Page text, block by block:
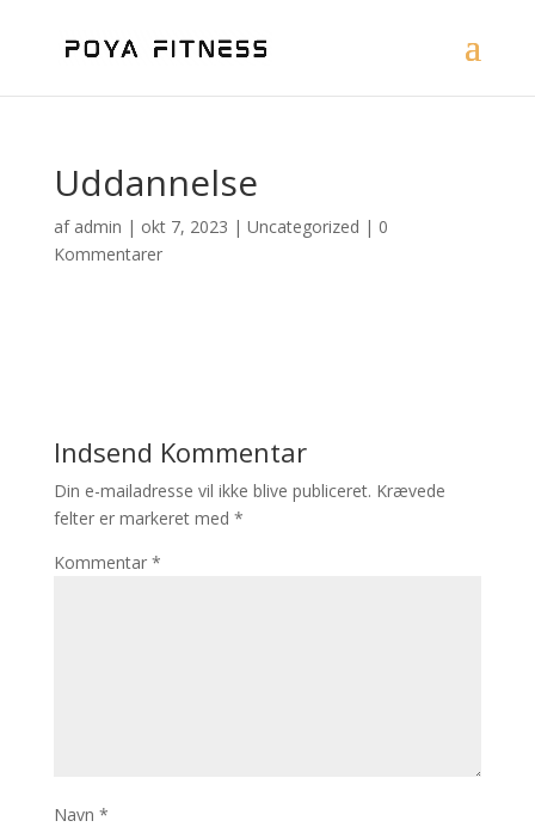
Uddannelse
af admin | okt 7, 2023 | Uncategorized | 0
Kommentarer
Indsend Kommentar
Din e-mailadresse vil ikke blive publiceret. Krævede
felter er markeret med *
Kommentar *
Navn *